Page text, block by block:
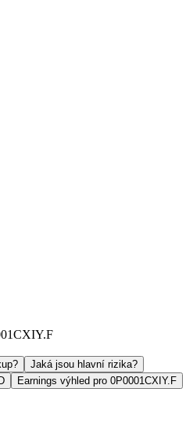
Jaká jsou hlavní rizika?
Earnings výhled pro 0P0001CXIY.F